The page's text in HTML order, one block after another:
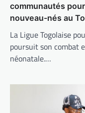
communautés
nouveau-nés au
La Ligue Togolaise
poursuit son combat
néonatale.…